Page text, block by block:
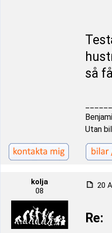
så
Utan
kolja
08
20
Re: